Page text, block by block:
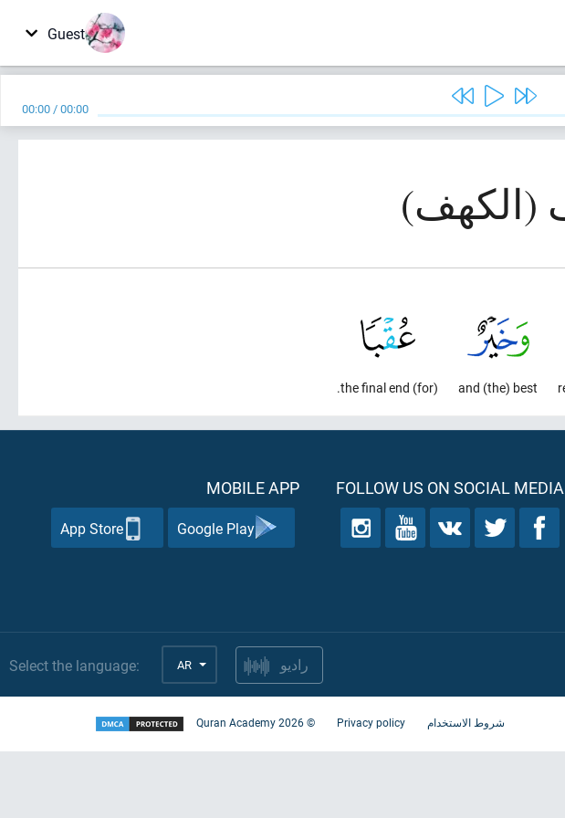
Guest
00:00 /00:00
and (the) best
(for) the final end.
FOLLOW US ON SOCIAL MEDIA
MOBILE APP
Google Play
App Store
Select the language: AR راديو
شروط الاستخدام Privacy policy
©
2026